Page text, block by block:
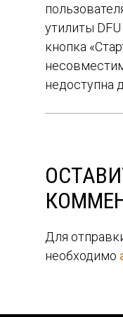
утилиты
кнопка
недоступна
Для
необходимо